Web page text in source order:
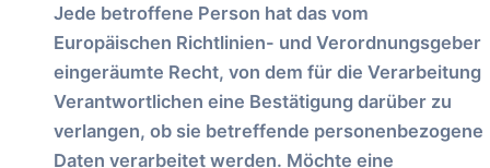
Jede betroffene Person hat das vom
Europäischen Richtlinien- und Verordnungsgeber
eingeräumte Recht, von dem für die Verarbeitung
Verantwortlichen eine Bestätigung darüber zu
verlangen, ob sie betreffende personenbezogene
Daten verarbeitet werden. Möchte eine